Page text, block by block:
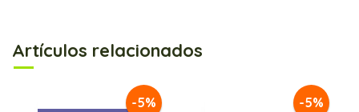
Artículos relacionados
-5% -5%